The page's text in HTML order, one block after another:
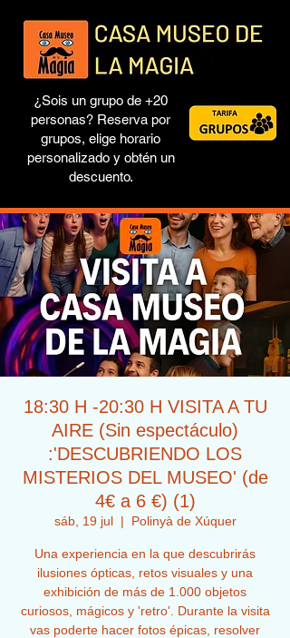
¿Sois un grupo de +20
personas? Reserva por
grupos, elige horario
personalizado y obtén un
descuento.
18:30 H -20:30 H VISITA A TU
AIRE (Sin espectáculo)
:'DESCUBRIENDO LOS
MISTERIOS DEL MUSEO' (de
4€ a 6 €) (1)
sáb, 19 jul
  |
Polinyà de Xúquer
Una experiencia en la que descubrirás
ilusiones ópticas, retos visuales y una
exhibición de más de 1.000 objetos
curiosos, mágicos y 'retro'. Durante la visita
vas poderte hacer fotos épicas, resolver